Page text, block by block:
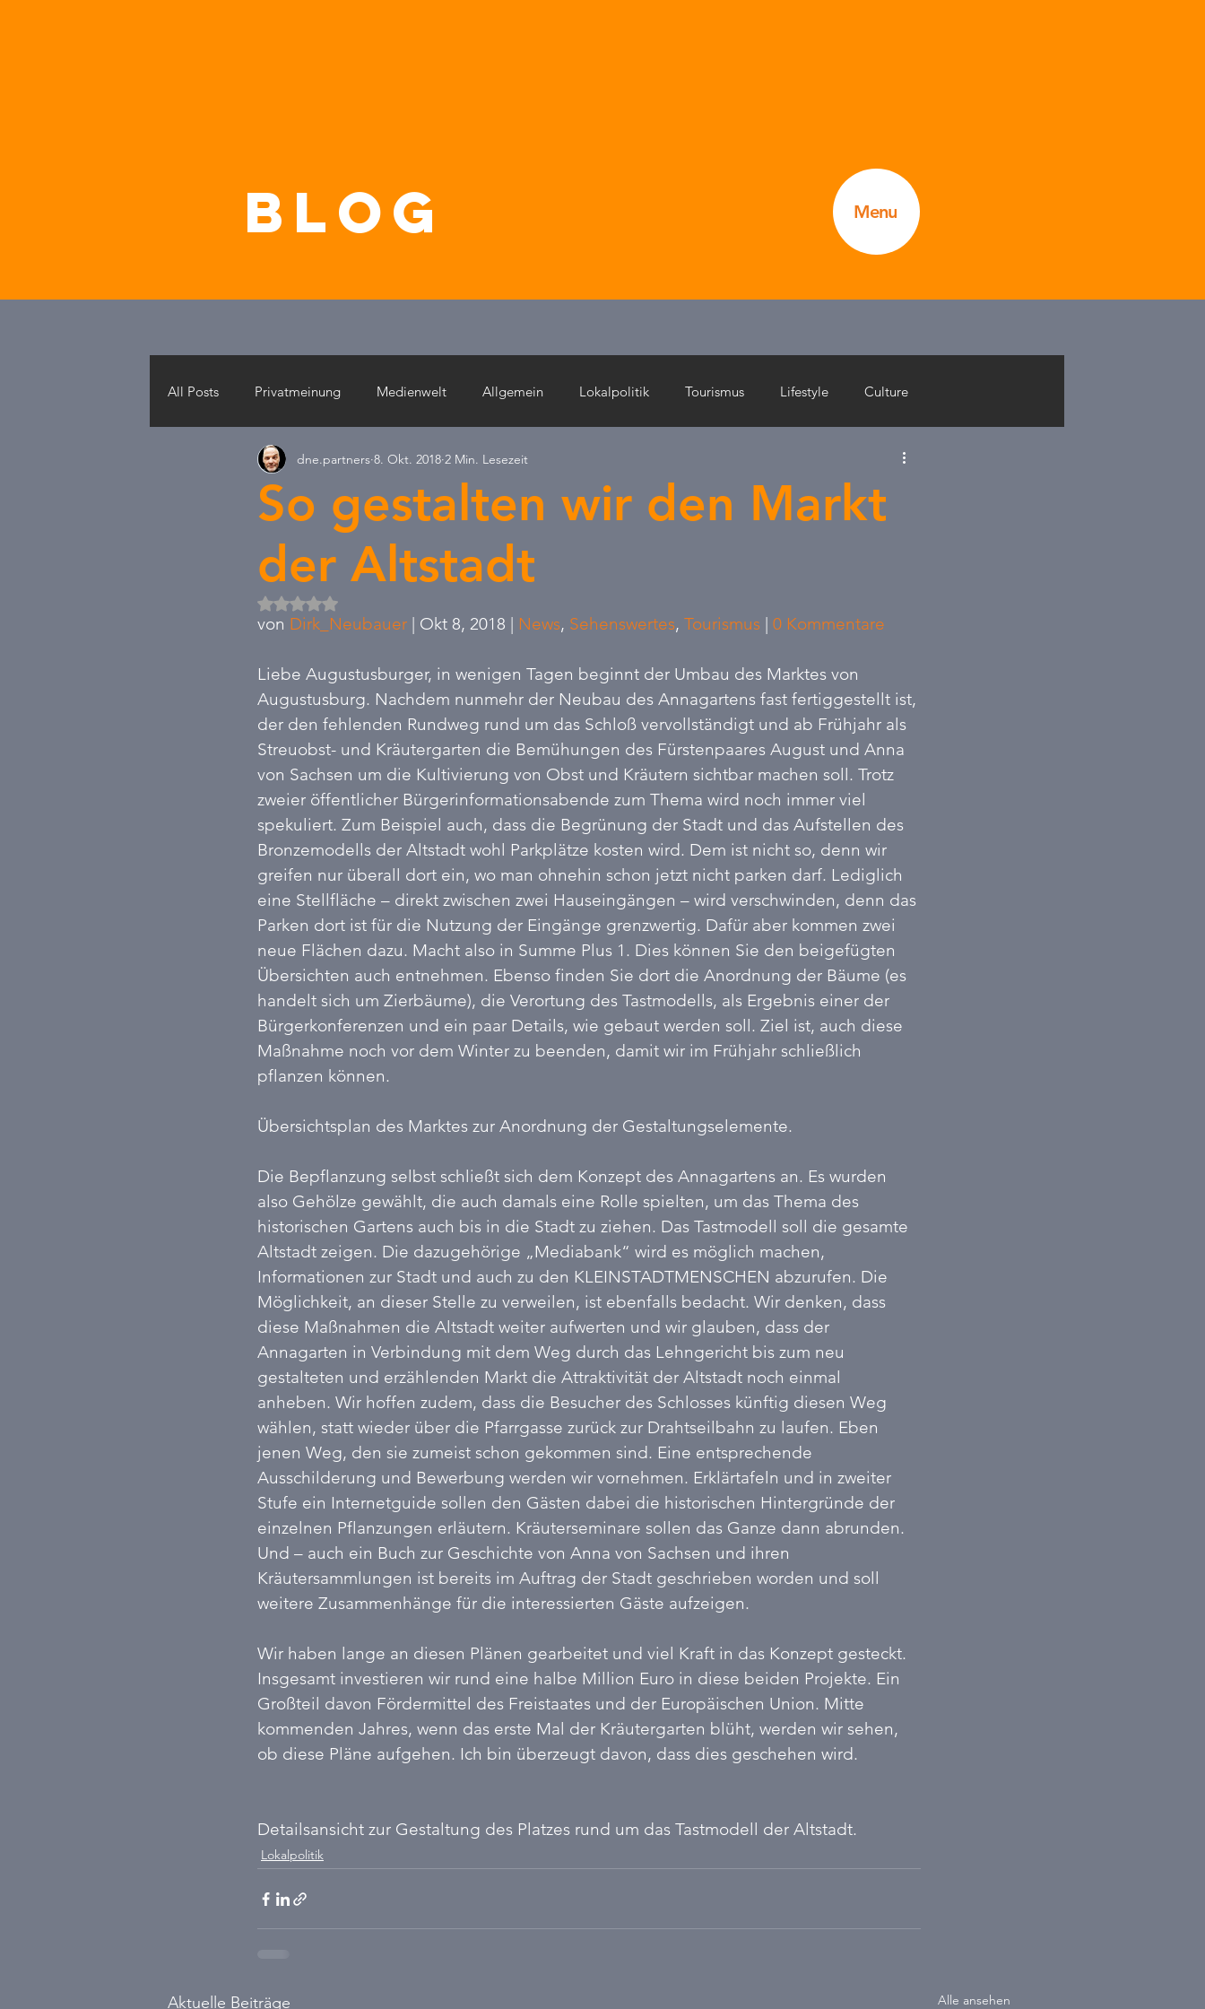
blog Menu
All Posts Privatmeinung Medienwelt Allgemein Lokalpolitik Tourismus Lifestyle Culture
Satire & Nachdenkliches Wald & Natur PRESSEANFRAGEN
Arbeitszeit
So gestalten wir den Markt
der Altstadt
dne.partners 8. Okt. 2018 2 Min. Lesezeit
Mit NaN von 5 Sternen bewertet.
von Dirk_Neubauer | Okt 8, 2018 | News, Sehenswertes, Tourismus | 0 Kommentare
Liebe Augustusburger, in wenigen Tagen beginnt der Umbau des Marktes von
Augustusburg. Nachdem nunmehr der Neubau des Annagartens fast fertiggestellt ist,
der den fehlenden Rundweg rund um das Schloß vervollständigt und ab Frühjahr als
Streuobst- und Kräutergarten die Bemühungen des Fürstenpaares August und Anna
von Sachsen um die Kultivierung von Obst und Kräutern sichtbar machen soll. Trotz
zweier öffentlicher Bürgerinformationsabende zum Thema wird noch immer viel
spekuliert. Zum Beispiel auch, dass die Begrünung der Stadt und das Aufstellen des
Bronzemodells der Altstadt wohl Parkplätze kosten wird. Dem ist nicht so, denn wir
greifen nur überall dort ein, wo man ohnehin schon jetzt nicht parken darf. Lediglich
eine Stellfläche – direkt zwischen zwei Hauseingängen – wird verschwinden, denn das
Parken dort ist für die Nutzung der Eingänge grenzwertig. Dafür aber kommen zwei
neue Flächen dazu. Macht also in Summe Plus 1. Dies können Sie den beigefügten
Übersichten auch entnehmen. Ebenso finden Sie dort die Anordnung der Bäume (es
handelt sich um Zierbäume), die Verortung des Tastmodells, als Ergebnis einer der
Bürgerkonferenzen und ein paar Details, wie gebaut werden soll. Ziel ist, auch diese
Maßnahme noch vor dem Winter zu beenden, damit wir im Frühjahr schließlich
pflanzen können.
Übersichtsplan des Marktes zur Anordnung der Gestaltungselemente.
Die Bepflanzung selbst schließt sich dem Konzept des Annagartens an. Es wurden
also Gehölze gewählt, die auch damals eine Rolle spielten, um das Thema des
historischen Gartens auch bis in die Stadt zu ziehen. Das Tastmodell soll die gesamte
Altstadt zeigen. Die dazugehörige „Mediabank“ wird es möglich machen,
Informationen zur Stadt und auch zu den KLEINSTADTMENSCHEN abzurufen. Die
Möglichkeit, an dieser Stelle zu verweilen, ist ebenfalls bedacht. Wir denken, dass
diese Maßnahmen die Altstadt weiter aufwerten und wir glauben, dass der
Annagarten in Verbindung mit dem Weg durch das Lehngericht bis zum neu
gestalteten und erzählenden Markt die Attraktivität der Altstadt noch einmal
anheben. Wir hoffen zudem, dass die Besucher des Schlosses künftig diesen Weg
wählen, statt wieder über die Pfarrgasse zurück zur Drahtseilbahn zu laufen. Eben
jenen Weg, den sie zumeist schon gekommen sind. Eine entsprechende
Ausschilderung und Bewerbung werden wir vornehmen. Erklärtafeln und in zweiter
Stufe ein Internetguide sollen den Gästen dabei die historischen Hintergründe der
einzelnen Pflanzungen erläutern. Kräuterseminare sollen das Ganze dann abrunden.
Und – auch ein Buch zur Geschichte von Anna von Sachsen und ihren
Kräutersammlungen ist bereits im Auftrag der Stadt geschrieben worden und soll
weitere Zusammenhänge für die interessierten Gäste aufzeigen.
Wir haben lange an diesen Plänen gearbeitet und viel Kraft in das Konzept gesteckt.
Insgesamt investieren wir rund eine halbe Million Euro in diese beiden Projekte. Ein
Großteil davon Fördermittel des Freistaates und der Europäischen Union. Mitte
kommenden Jahres, wenn das erste Mal der Kräutergarten blüht, werden wir sehen,
ob diese Pläne aufgehen. Ich bin überzeugt davon, dass dies geschehen wird.
Detailsansicht zur Gestaltung des Platzes rund um das Tastmodell der Altstadt.
Lokalpolitik
Aktuelle Beiträge Alle ansehen